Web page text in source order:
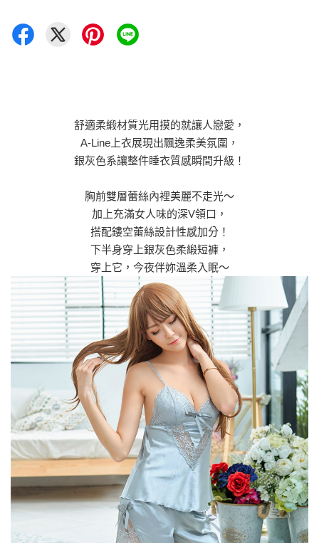
舒適柔緞材質光用摸的就讓人戀愛，
A-Line上衣展現出飄逸柔美氛圍，
銀灰色系讓整件睡衣質感瞬間升級！
胸前雙層蕾絲內裡美麗不走光～
加上充滿女人味的深V領口，
搭配鏤空蕾絲設計性感加分！
下半身穿上銀灰色柔緞短褲，
穿上它，今夜伴妳溫柔入眠～